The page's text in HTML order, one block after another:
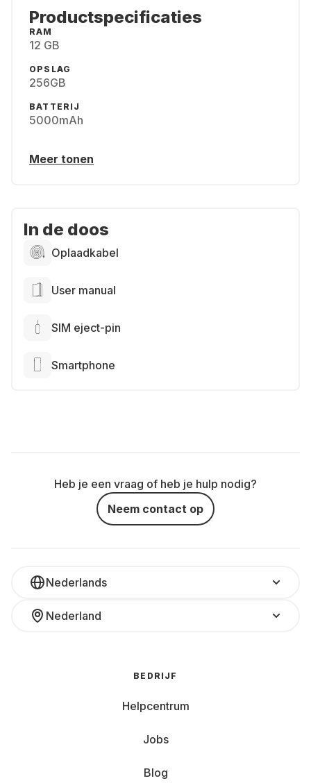
Productspecificaties
RAM
12 GB
OPSLAG
256GB
BATTERIJ
5000mAh
Meer tonen
In de doos
Oplaadkabel
User manual
SIM eject-pin
Smartphone
Heb je een vraag of heb je hulp nodig?
Neem contact op
Nederlands
Nederland
BEDRIJF
Helpcentrum
Jobs
Blog